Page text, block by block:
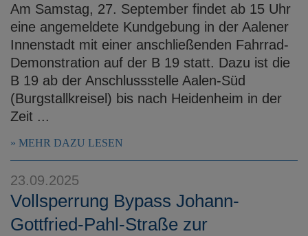
Am Samstag, 27. September findet ab 15 Uhr
eine angemeldete Kundgebung in der Aalener
Innenstadt mit einer anschließenden Fahrrad-
Demonstration auf der B 19 statt. Dazu ist die
B 19 ab der Anschlussstelle Aalen-Süd
(Burgstallkreisel) bis nach Heidenheim in der
Zeit ...
MEHR DAZU LESEN
23.09.2025
Vollsperrung Bypass Johann-
Gottfried-Pahl-Straße zur